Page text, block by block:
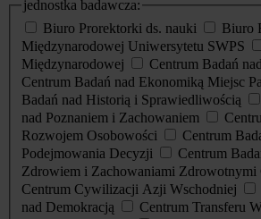
jednostka badawcza:
Biuro Prorektorki ds. nauki
Biuro
Międzynarodowej Uniwersytetu SWPS
Międzynarodowej
Centrum Badań
Centrum Badań nad Ekonomiką Miejsc
Badań nad Historią i Sprawiedliwością
nad Poznaniem i Zachowaniem
Rozwojem Osobowości
Centrum
Podejmowania Decyzji
Centrum
Zdrowiem i Zachowaniami
Centrum Cywilizacji Azji Wschodniej
nad Demokracją
Centrum Transferu